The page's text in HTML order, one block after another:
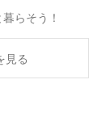
らそう！
見る